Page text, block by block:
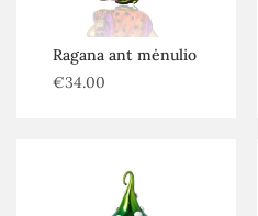
Ragana ant mėnulio
€34.00